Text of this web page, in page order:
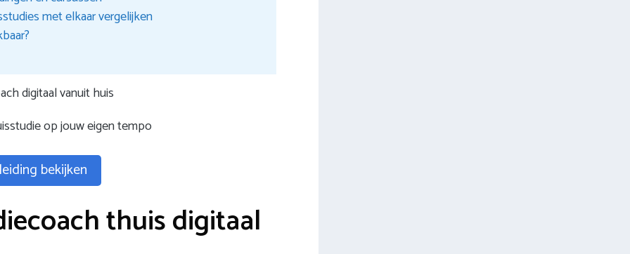
met elkaar vergelijken
digitaal vanuit huis
op jouw eigen tempo
bekijken
thuis digitaal